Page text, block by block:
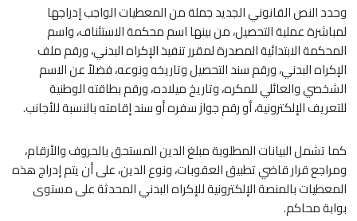
وحدد النص القانوني الجديد جملة من المعطيات الواجب إدراجها
لمباشرة عملية التحصيل، من بينها اسم محكمة الاستئناف، واسم
المحكمة الابتدائية المصدرة لمقرر تنفيذ الإكراه البدني، ورقم ملف
الإكراه البدني، ورقم سند التحصيل وتاريخه ونوعه، فضلاً عن الاسم
الشخصي والعائلي للمكره، وتاريخ ميلاده، ورقم بطاقته الوطنية
للتعريف الإلكترونية، أو رقم جواز سفره أو سند إقامته بالنسبة للأجانب.
كما تشمل البيانات المطلوبة مبلغ الدين المستحق بالحروف والأرقام،
ومراجع قرار قاضي تطبيق العقوبات، ونوع الدين، على أن يتم إدراج هذه
المعطيات بالمنصة الإلكترونية للإكراه البدني المحدثة على مستوى
بوابة محاكم.